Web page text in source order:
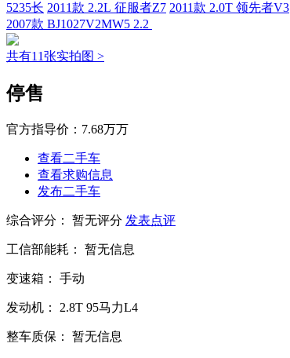
5235长 2011款 2.2L 征服者Z7 2011款 2.0T 领先者V3
2007款 BJ1027V2MW5 2.2
共有11张实拍图 >
停售
官方指导价： 7.68万万
查看二手车
查看求购信息
发布二手车
综合评分： 暂无评分 发表点评
工信部能耗： 暂无信息
变速箱： 手动
发动机： 2.8T 95马力L4
整车质保： 暂无信息